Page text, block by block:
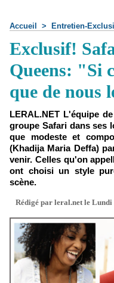
Accueil > Entretien-
Exclusif!
Queens: "Si
que de nous
LERAL.NET L'équipe
groupe Safari dans ses
que modeste et
(Khadija Maria Deffa)
venir. Celles qu'on
ont choisi un style
scène.
Rédigé par leral.net le Lundi